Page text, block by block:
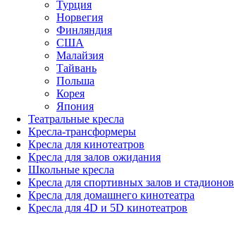
Турция
Норвегия
Финляндия
США
Малайзия
Тайвань
Польша
Корея
Япония
Театральные кресла
Кресла-трансформеры
Кресла для кинотеатров
Кресла для залов ожидания
Школьные кресла
Кресла для спортивных залов и стадионов
Кресла для домашнего кинотеатра
Кресла для 4D и 5D кинотеатров